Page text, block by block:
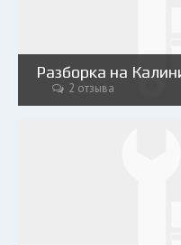
Разборка на
2 отзыва